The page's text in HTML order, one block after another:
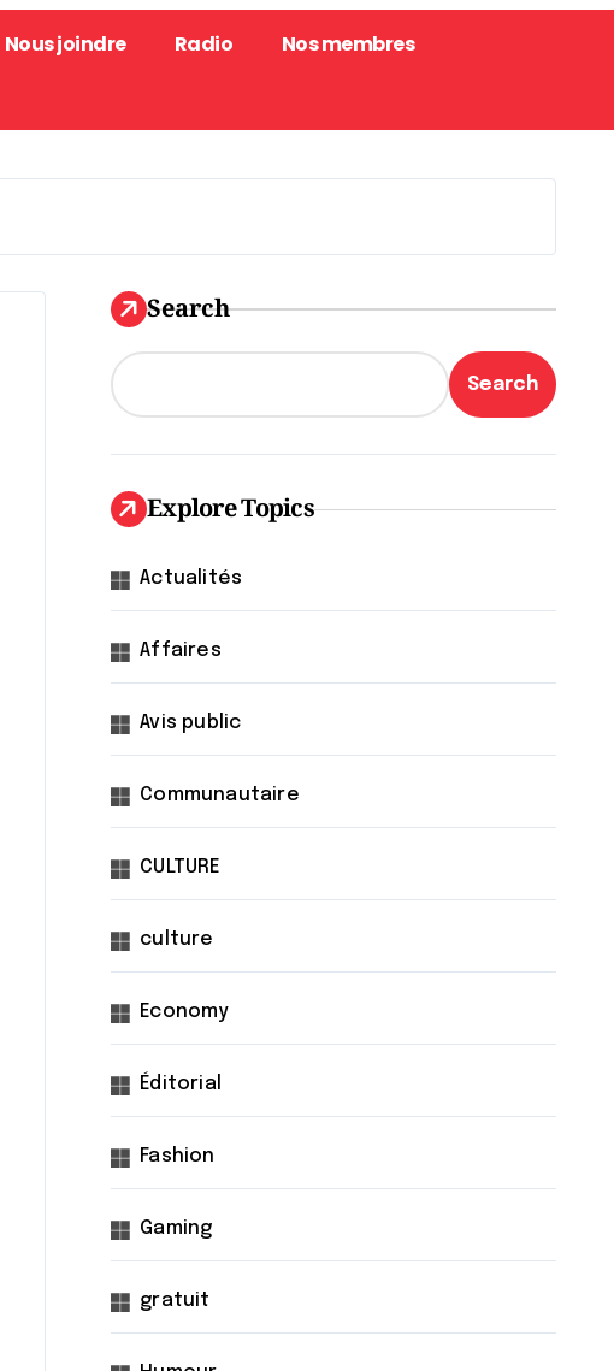
Nous joindre Radio
Nos membres
Search
Search
Explore Topics
Actualités
Affaires
Avis public
Communautaire
CULTURE
culture
Economy
Éditorial
Fashion
Gaming
gratuit